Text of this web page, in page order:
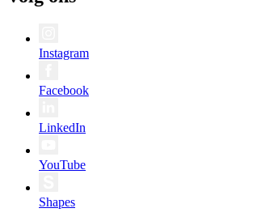
Instagram
Facebook
LinkedIn
YouTube
Shapes